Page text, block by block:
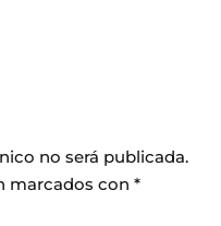
no será publicada.
marcados con *